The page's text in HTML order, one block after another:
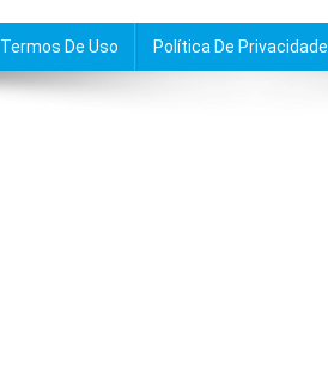
Termos De Uso Política De Privacidade